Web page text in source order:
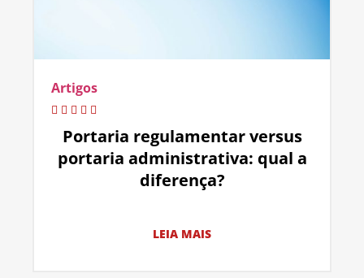
Artigos
Portaria regulamentar versus
portaria administrativa: qual a
diferença?
LEIA MAIS